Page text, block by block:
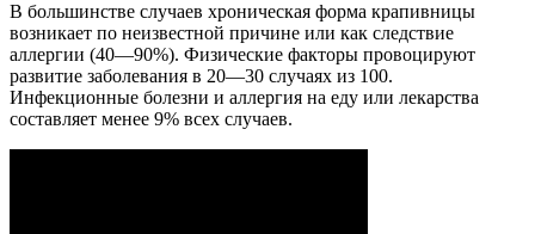
В большинстве случаев хроническая форма крапивницы
возникает по неизвестной причине или как следствие
аллергии (40—90%). Физические факторы провоцируют
развитие заболевания в 20—30 случаях из 100.
Инфекционные болезни и аллергия на еду или лекарства
составляет менее 9% всех случаев.